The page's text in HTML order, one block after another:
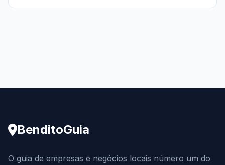
BenditoGuia
O guia de empresas e negócios locais número um do